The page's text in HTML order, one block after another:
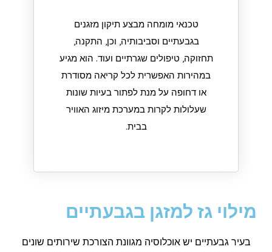
טכנאי מומחה מבצע תיקון מזגנים
בגבעתיים וסביבותיה, וכן, התקנה,
תחזוקה, טיפולים שגרתיים ועוד. הוא מגיע
במהירות האפשרית לכל קריאה מסודרת
או דחופה על מנת לפתור בעיות שונות
שעלולות לקרות במערכת מיזוג האוויר
בבית.
מילוי גז למזגן בגבעתיים
בעיר גבעתיים יש אוכלוסיה מגוונת הצורכת שירותים שונים